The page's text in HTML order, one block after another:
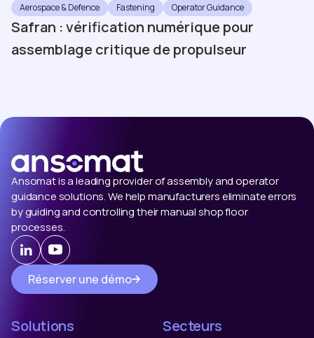
Aerospace & Defence Fastening Operator Guidance
Safran : vérification numérique pour
assemblage critique de propulseur
Ansomat is a leading provider of assembly and operator
guidance solutions. We help manufacturers eliminate errors
by guiding and controlling their manual shop floor
processes.
Réserver une démo
Solutions Secteurs